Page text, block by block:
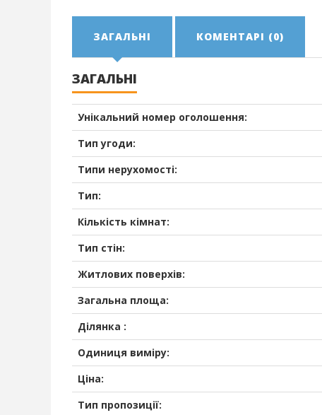
ЗАГАЛЬНІ КОМЕНТАРІ (0)
ЗАГАЛЬНІ
Унікальний номер оголошення:
Тип угоди:
Типи нерухомості:
Тип:
Кількість кімнат:
Тип стін:
Житлових поверхів:
Загальна площа:
Ділянка :
Одиниця виміру:
Ціна:
Тип пропозиції: